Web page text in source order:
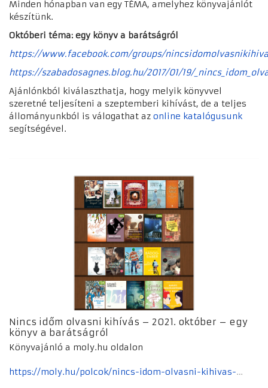
Minden hónapban van egy TÉMA, amelyhez könyvajánlót
készítünk.
Októberi téma: egy könyv a barátságról
https://www.facebook.com/groups/
https://szabadosagnes.blog.hu/2017/01/19/
Ajánlónkból kiválaszthatja, hogy melyik könyvvel
szeretné teljesíteni a szeptemberi kihívást, de a teljes
állományunkból is válogathat az online katalógusunk
segítségével.
Nincs időm olvasni kihívás – 2021. október – egy
könyv a barátságról
Könyvajánló a moly.hu oldalon
https://moly.hu/polcok/nincs-idom-olvasni-kihivas-2021-oktober-egy-konyv-a-baratsagrol